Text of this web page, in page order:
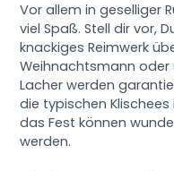
Vor allem in geselliger
viel Spaß. Stell dir vor,
knackiges Reimwerk
Weihnachtsmann oder
Lacher werden
die typischen
das Fest können
werden.